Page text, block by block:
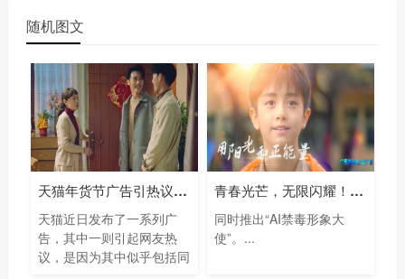
随机图文
天猫年货节广告引热议：带同性情侣回家
天猫近日发布了一系列广
告，其中一则引起网友热
议，是因为其中似乎包括同
青春光芒，无限闪耀！广西发布首部禁毒
同时推出“AI禁毒形象大
使”。...